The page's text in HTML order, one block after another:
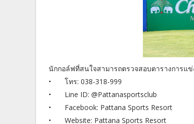
นักกอล์ฟที่สนใจสามารถตรวจสอบตารางการแ
•
โทร: 038-318-999
•
Line ID: @Pattanasportsclub
•
Facebook: Pattana Sports Resort
•
Website: Pattana Sports Resort